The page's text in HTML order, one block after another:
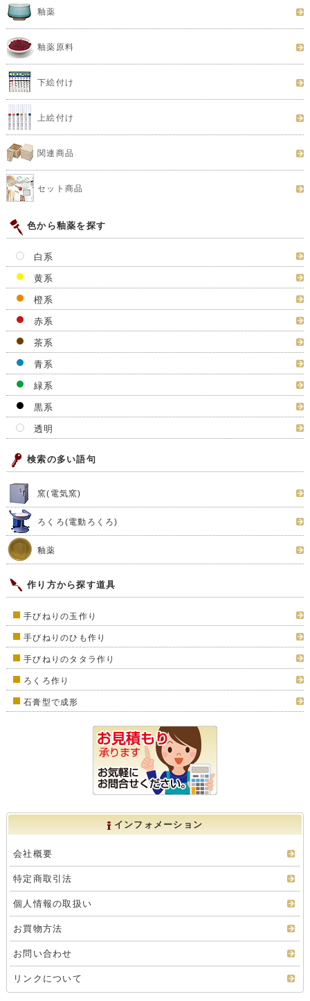
釉薬
釉薬原料
下絵付け
上絵付け
関連商品
セット商品
色から釉薬を探す
白系
黄系
橙系
赤系
茶系
青系
緑系
黒系
透明
検索の多い語句
窯(電気窯)
ろくろ(電動ろくろ)
釉薬
作り方から探す道具
手びねりの玉作り
手びねりのひも作り
手びねりのタタラ作り
ろくろ作り
石膏型で成形
インフォメーション
会社概要
特定商取引法
個人情報の取扱い
お買物方法
お問い合わせ
リンクについて